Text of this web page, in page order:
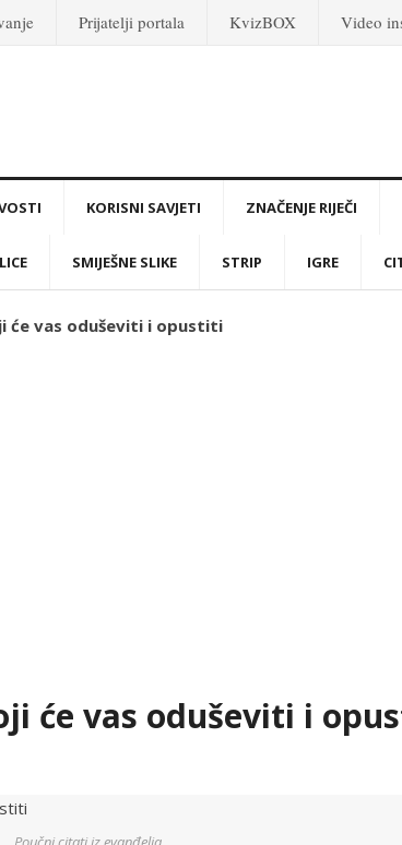
Prijatelji portala KvizBOX Video
KORISNI SAVJETI ZNAČENJE RIJEČI
SMIJEŠNE SLIKE STRIP IGRE
će vas oduševiti i opustiti
će vas oduševiti i